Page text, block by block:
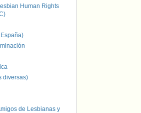
Human Rights
diversas)
de Lesbianas y